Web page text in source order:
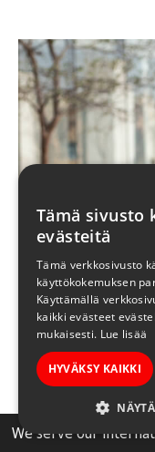
We serve our
Tämä sivusto
evästeitä
Tämä verkkosivusto
käyttökokemuksen
Käyttämällä
kaikki evästeet
mukaisesti. Lue lisää
HYVÄKSY KAIKKI